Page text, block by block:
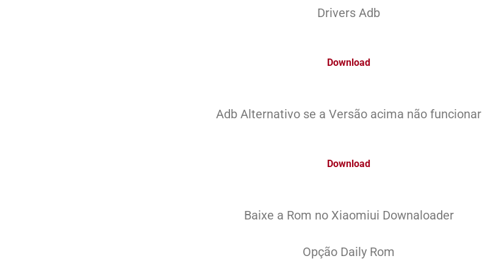
Drivers Adb
Download
Adb Alternativo se a Versão acima não funcionar
Download
Baixe a Rom no Xiaomiui Downaloader
Opção Daily Rom